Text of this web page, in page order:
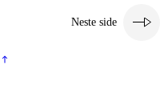
Neste side